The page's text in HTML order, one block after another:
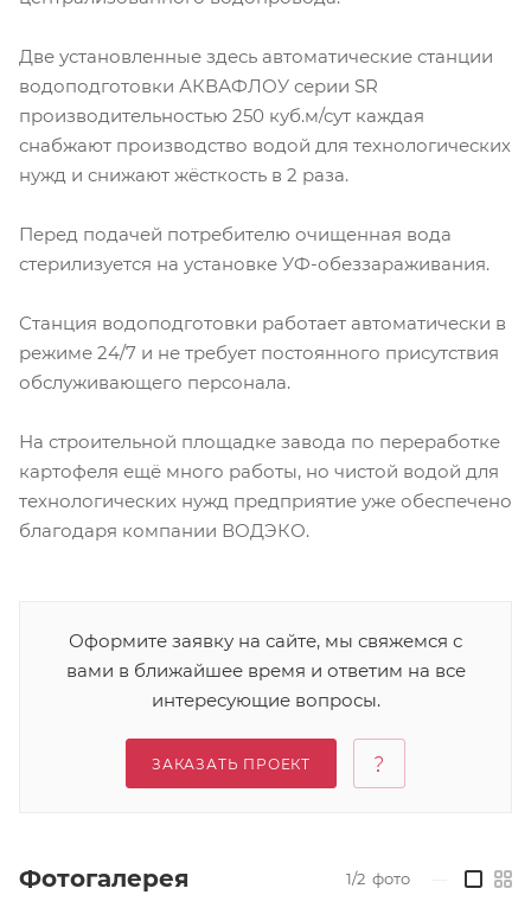
Две установленные здесь автоматические станции
водоподготовки АКВАФЛОУ серии SR
производительностью 250 куб.м/сут каждая
снабжают производство водой для технологических
нужд и снижают жёсткость в 2 раза.
Перед подачей потребителю очищенная вода
стерилизуется на установке УФ-обеззараживания.
Станция водоподготовки работает автоматически в
режиме 24/7 и не требует постоянного присутствия
обслуживающего персонала.
На строительной площадке завода по переработке
картофеля ещё много работы, но чистой водой для
технологических нужд предприятие уже обеспечено
благодаря компании ВОДЭКО.
Оформите заявку на сайте, мы свяжемся с
вами в ближайшее время и ответим на все
интересующие вопросы.
ЗАКАЗАТЬ ПРОЕКТ
Фотогалерея 1/2 фото